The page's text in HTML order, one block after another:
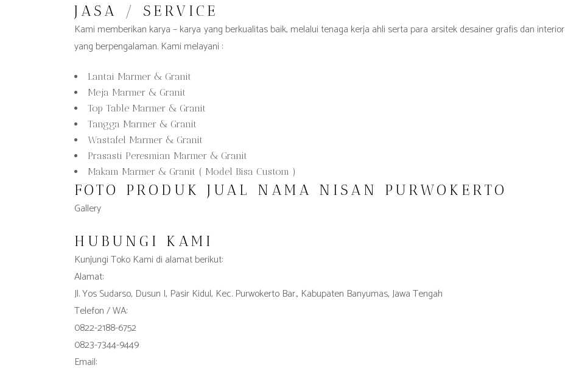
JASA / SERVICE
Kami memberikan karya – karya yang berkualitas baik, melalui tenaga kerja ahli serta para arsitek desainer grafis dan interior
yang berpengalaman. Kami melayani :
Lantai Marmer & Granit
Meja Marmer & Granit
Top Table Marmer & Granit
Tangga Marmer & Granit
Wastafel Marmer & Granit
Prasasti Peresmian Marmer & Granit
Makam Marmer & Granit ( Model Bisa Custom )
FOTO PRODUK JUAL NAMA NISAN PURWOKERTO
Gallery
HUBUNGI KAMI
Kunjungi Toko Kami di alamat berikut:
Alamat:
Jl. Yos Sudarso, Dusun I, Pasir Kidul, Kec. Purwokerto Bar., Kabupaten Banyumas, Jawa Tengah
Telefon / WA:
0822-2188-6752
0823-7344-9449
Email: